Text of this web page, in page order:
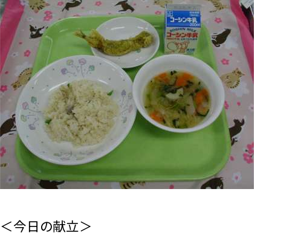
＜今日の献立＞